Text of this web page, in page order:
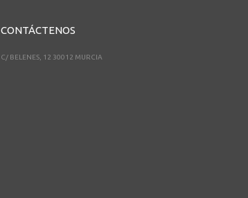
CONTÁCTENOS
C/ BELENES, 12 30012 MURCIA